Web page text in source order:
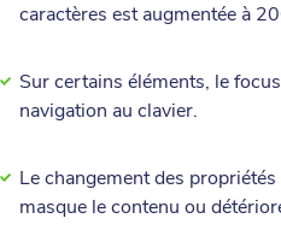
caractères est augmentée à
Sur certains éléments, le
navigation au clavier.
Le changement des
masque le contenu ou